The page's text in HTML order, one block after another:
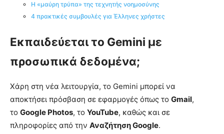
Η «μαύρη τρύπα» της τεχνητής νοημοσύνης
4 πρακτικές συμβουλές για Έλληνες χρήστες
Εκπαιδεύεται το Gemini με
προσωπικά δεδομένα;
Χάρη στη νέα λειτουργία, το Gemini μπορεί να
αποκτήσει πρόσβαση σε εφαρμογές όπως το Gmail,
το Google Photos, το YouTube, καθώς και σε
πληροφορίες από την Αναζήτηση Google.